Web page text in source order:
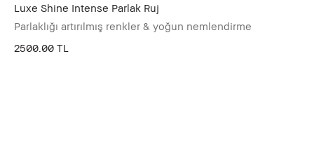
Luxe Shine Intense Parlak Ruj
Parlaklığı artırılmış renkler & yoğun nemlendirme
2500.00 TL